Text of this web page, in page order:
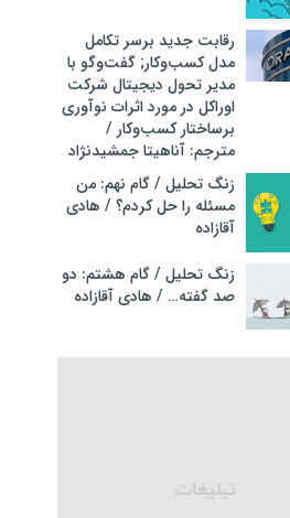
رقابت جدید برسر تکامل
مدل کسب‌و‌کار; گفت‌وگو با
مدیر تحول دیجیتال شرکت
اوراکل در مورد اثرات نوآوری
برساختار کسب‌وکار /
مترجم: آناهیتا جمشیدنژاد
زنگ تحلیل / گام نهم: من
مسئله را حل کردم؟ / هادی
آقازاده
زنگ تحلیل / گام هشتم: دو
صد گفته… / هادی آقازاده